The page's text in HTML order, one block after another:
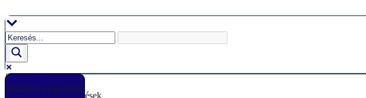
a
tartalomhoz
Találatok megnyitása
Csak pontos egyezések